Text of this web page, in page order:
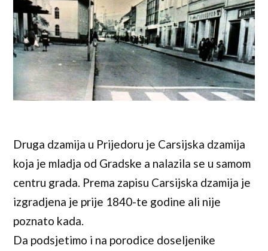
Druga dzamija u Prijedoru je Carsijska dzamija
koja je mladja od Gradske a nalazila se u samom
centru grada. Prema zapisu Carsijska dzamija je
izgradjena je prije 1840-te godine ali nije
poznato kada.
Da podsjetimo i na porodice doseljenike